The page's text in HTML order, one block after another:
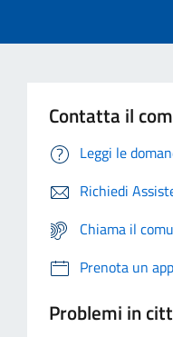
Contatta il
Leggi le
Richiedi
Chiama il
Prenota un
Problemi in